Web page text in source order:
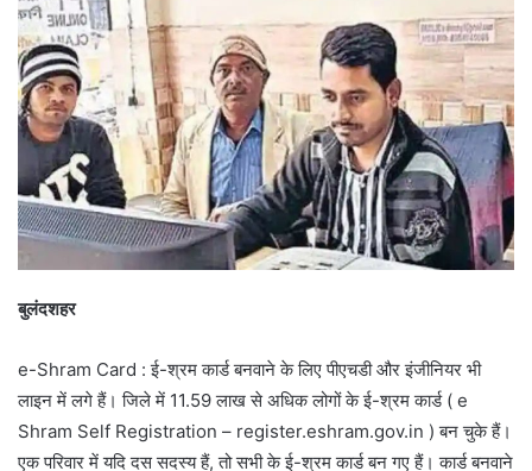
बुलंदशहर
e-Shram Card : ई-श्रम कार्ड बनवाने के लिए पीएचडी और इंजीनियर भी
लाइन में लगे हैं। जिले में 11.59 लाख से अधिक लोगों के ई-श्रम कार्ड ( e
Shram Self Registration – register.eshram.gov.in ) बन चुके हैं।
एक परिवार में यदि दस सदस्य हैं, तो सभी के ई-श्रम कार्ड बन गए हैं। कार्ड बनवाने